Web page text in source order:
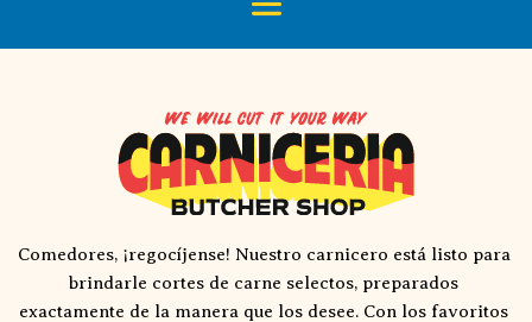
Comedores, ¡regocíjense! Nuestro carnicero está listo para
brindarle cortes de carne selectos, preparados
exactamente de la manera que los desee. Con los favoritos